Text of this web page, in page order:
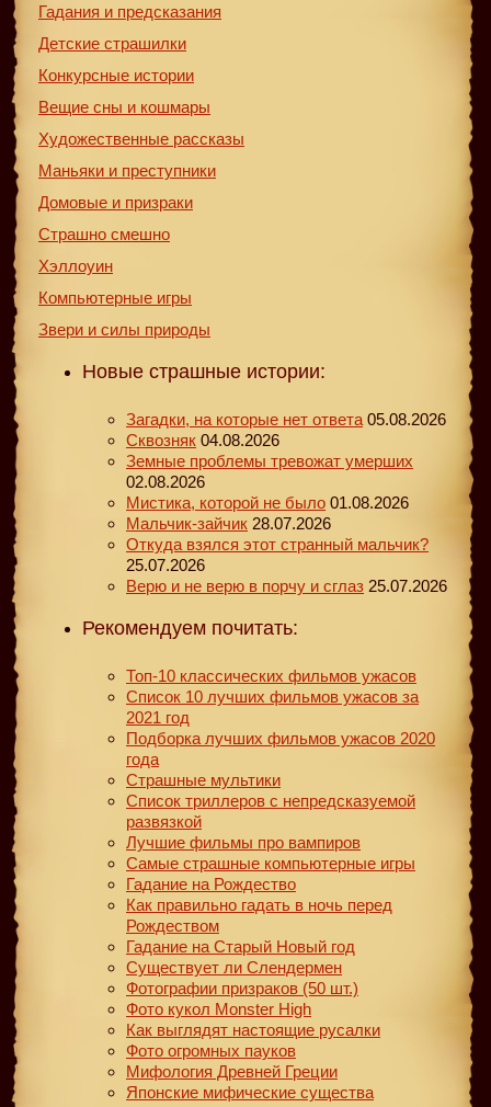
Гадания и предсказания
Детские страшилки
Конкурсные истории
Вещие сны и кошмары
Художественные рассказы
Маньяки и преступники
Домовые и призраки
Страшно смешно
Хэллоуин
Компьютерные игры
Звери и силы природы
Новые страшные истории:
Загадки, на которые нет ответа 05.08.2026
Сквозняк 04.08.2026
Земные проблемы тревожат умерших
02.08.2026
Мистика, которой не было 01.08.2026
Мальчик-зайчик 28.07.2026
Откуда взялся этот странный мальчик?
25.07.2026
Верю и не верю в порчу и сглаз 25.07.2026
Рекомендуем почитать:
Топ-10 классических фильмов ужасов
Список 10 лучших фильмов ужасов за
2021 год
Подборка лучших фильмов ужасов 2020
года
Страшные мультики
Список триллеров с непредсказуемой
развязкой
Лучшие фильмы про вампиров
Самые страшные компьютерные игры
Гадание на Рождество
Как правильно гадать в ночь перед
Рождеством
Гадание на Старый Новый год
Существует ли Слендермен
Фотографии призраков (50 шт.)
Фото кукол Monster High
Как выглядят настоящие русалки
Фото огромных пауков
Мифология Древней Греции
Японские мифические существа